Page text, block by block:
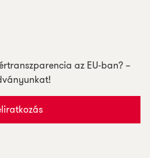
az EU-ban? –